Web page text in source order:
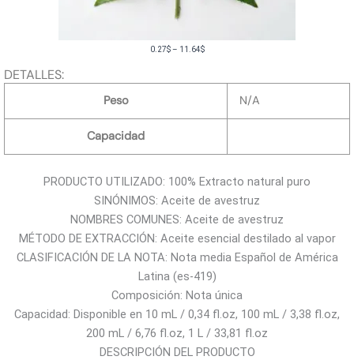
0.27$ – 11.64$R
n
p
r
e
c
i
o
s
:
d
e
DETALLES:
Peso N/A
Capacidad
PRODUCTO UTILIZADO: 100% Extracto natural puro
SINÓNIMOS: Aceite de avestruz
NOMBRES COMUNES: Aceite de avestruz
MÉTODO DE EXTRACCIÓN: Aceite esencial destilado al vapor
CLASIFICACIÓN DE LA NOTA: Nota media Español de América
Latina (es-419)
Composición: Nota única
Capacidad: Disponible en 10 mL / 0,34 fl.oz, 100 mL / 3,38 fl.oz,
200 mL / 6,76 fl.oz, 1 L / 33,81 fl.oz
DESCRIPCIÓN DEL PRODUCTO